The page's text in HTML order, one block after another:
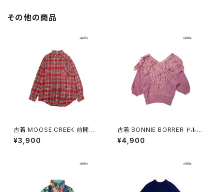
その他の商品
古着 MOOSE CREEK 前開き
チェック柄 コットン100％ フラン
ネル 長袖 シャツ 赤 (ttu25090
¥3,900
古着 BONNIE BORRER ドルマ
ンスリーブ フリンジ 無地 シルク
長袖 ニット セーター ピンク (ttu
¥4,900